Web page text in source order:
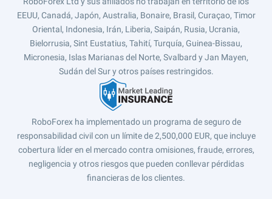
EEUU, Canadá, Japón, Australia, Bonaire, Brasil, Curaçao, Timor
Oriental, Indonesia, Irán, Liberia, Saipán, Rusia, Ucrania,
Bielorrusia, Sint Eustatius, Tahití, Turquía, Guinea-Bissau,
Micronesia, Islas Marianas del Norte, Svalbard y Jan Mayen,
Sudán del Sur y otros países restringidos.
RoboForex ha implementado un programa de seguro de
responsabilidad civil con un límite de 2,500,000 EUR, que incluye
cobertura líder en el mercado contra omisiones, fraude, errores,
negligencia y otros riesgos que pueden conllevar pérdidas
financieras de los clientes.